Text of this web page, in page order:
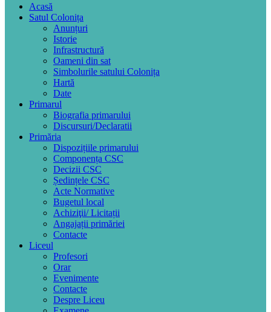
Acasă
Satul Colonița
Anunțuri
Istorie
Infrastructură
Oameni din sat
Simbolurile satului Colonița
Hartă
Date
Primarul
Biografia primarului
Discursuri/Declaratii
Primăria
Dispozițiile primarului
Componența CSC
Decizii CSC
Ședințele CSC
Acte Normative
Bugetul local
Achiziţii/ Licitații
Angajații primăriei
Contacte
Liceul
Profesori
Orar
Evenimente
Contacte
Despre Liceu